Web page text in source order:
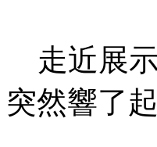
走近展示
突然響了起